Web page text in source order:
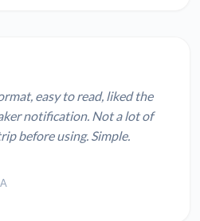
easy to read, liked the
notification. Not a lot of
before using. Simple.